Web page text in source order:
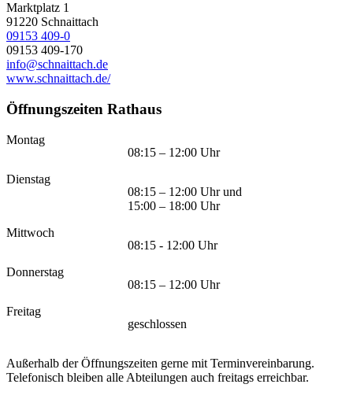
Marktplatz 1
91220 Schnaittach
09153 409-0
09153 409-170
info@schnaittach.de
www.schnaittach.de/
Öffnungszeiten Rathaus
Montag
08:15 – 12:00 Uhr
Dienstag
08:15 – 12:00 Uhr und
15:00 – 18:00 Uhr
Mittwoch
08:15 - 12:00 Uhr
Donnerstag
08:15 – 12:00 Uhr
Freitag
geschlossen
Außerhalb der Öffnungszeiten gerne mit Terminvereinbarung.
Telefonisch bleiben alle Abteilungen auch freitags erreichbar.